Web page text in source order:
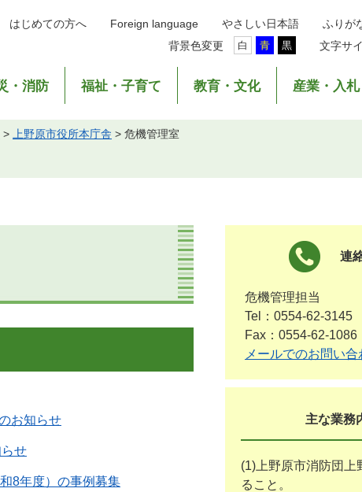
はじめての方へ Foreign language やさしい日本語 ふりが
背景色変更
白 青 黒 文字サ
・消防 福祉・子育て 教育・文化 産業・入札
> 上野原市役所本庁舎 > 危機管理室
お知らせ
せ
8年度）の事例募集
連
危機管理担当
Tel：0554-62-3145
Fax：0554-62-1086
メールでのお問い
主な業務
(1)上野原市消防団上
ること。